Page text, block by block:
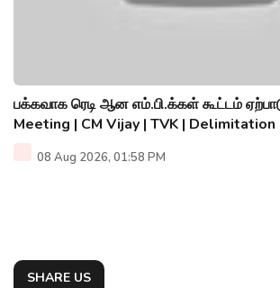
பக்கவாக ரெடி ஆன எம்.பி.க்கள் கூட்டம்
Meeting | CM Vijay | TVK | Delimitation
08 Aug 2026, 01:58 PM
SHARE US